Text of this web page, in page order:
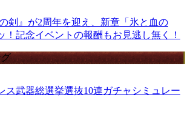
剣』が2周年を迎え、新章「氷と血の
！記念イベントの報酬もお見逃し無く！
ス武器総選挙選抜10連ガチャシミュレー